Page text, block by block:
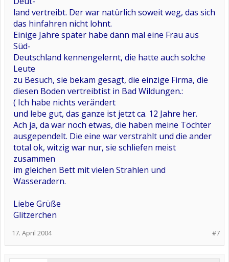
land vertreibt. Der war natürlich soweit weg, das sich
das hinfahren nicht lohnt.
Einige Jahre später habe dann mal eine Frau aus
Süd-
Deutschland kennengelernt, die hatte auch solche
Leute
zu Besuch, sie bekam gesagt, die einzige Firma, die
diesen Boden vertreibtist in Bad Wildungen.:
( Ich habe nichts verändert
und lebe gut, das ganze ist jetzt ca. 12 Jahre her.
Ach ja, da war noch etwas, die haben meine Töchter
ausgependelt. Die eine war verstrahlt und die ander
total ok, witzig war nur, sie schliefen meist
zusammen
im gleichen Bett mit vielen Strahlen und
Wasseradern.
Liebe Grüße
Glitzerchen
#7
17. April 2004